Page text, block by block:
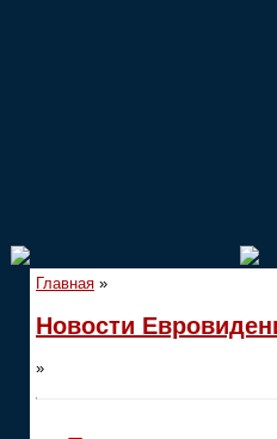
Главная »
Новости
»